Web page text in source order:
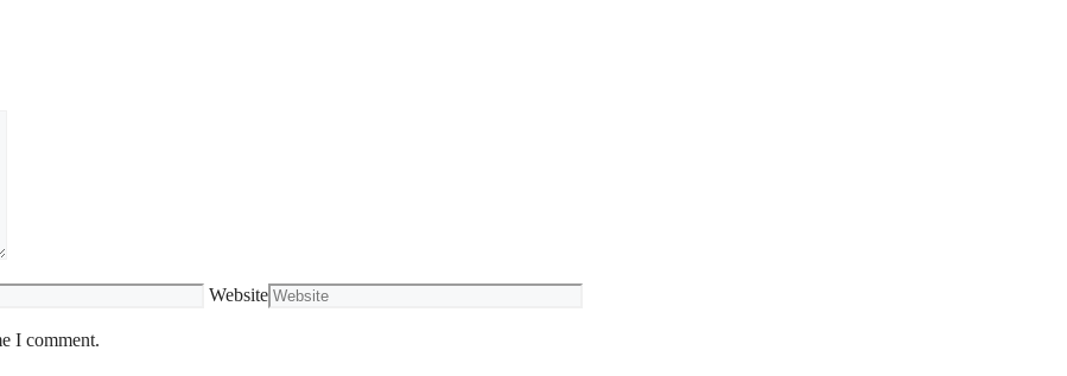
Website
I comment.